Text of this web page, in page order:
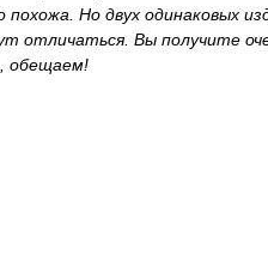
похожа. Но двух одинаковых
отличаться. Вы получите
обещаем!